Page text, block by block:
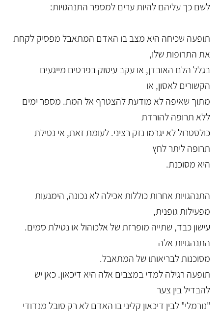
לשם כך עליהם להיות ערים למספר התנהגויות:
תופעה שכיחה היא מצב בו האדם המתאבל מפסיק לקחת
את התרופות שלו,
בגלל הלם האובדן, או עקב עיסוק בפרטים מייגעים
הקשורים לאסון, או
מתוך שאיפה לא מודעת להצטרף אל המת. מספר ימים
ללא תרופה להורדת
כולסטרול לא יגרמו נזק רציני. לעומת זאת, אי נטילת
תרופה ליתר לחץ
היא מסוכנת.
התנהגויות אחרות כוללות אכילה לא נכונה, הימנעות
מפעילות גופנית,
עישון כבד, שתייה מופרזת של אלכוהול או נטילת סמים.
התנהגויות אלה
מסוכנות לבריאותו של המתאבל.
תופעה רגילה למדי במצבים אלה היא דיכאון. כאן יש
להבדיל בין צער
"נורמלי" לבין דיכאון קליני בו האדם לא רק סובל מנדודי